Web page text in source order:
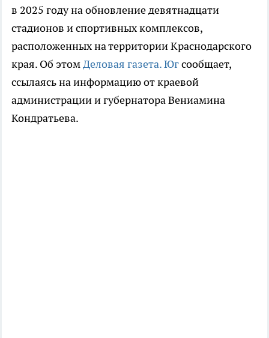
в 2025 году на обновление девятнадцати
стадионов и спортивных комплексов,
расположенных на территории Краснодарского
края. Об этомДеловая газета. Югсообщает,
ссылаясь на информацию от краевой
администрации и губернатора Вениамина
Кондратьева.